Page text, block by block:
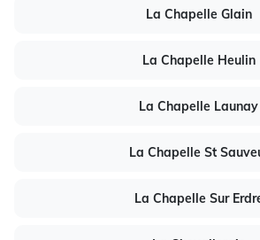
La Chapelle Glain
La Chapelle Heulin
La Chapelle Launay
La Chapelle St
La Chapelle Sur